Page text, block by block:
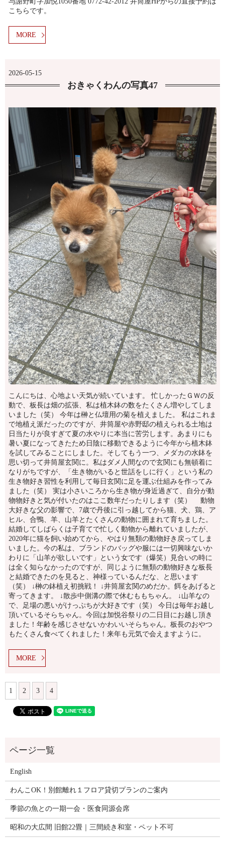
こちらです。
MORE
2026-05-15
おきゃくわんの写真47
こんにちは、心地よい天気が続いています。 忙しかったＧＷの反
動で、板長は畑の拡張、私は植木鉢の数をたくさん増やしてしま
いました（笑） 今年は榊と仏壇用の菊を植えました。 私はこれま
で地植え派だったのですが、井筒屋や赤野邸の植えられる土地は
日当たりが良すぎて夏の水やりに本当に苦労します。あまりにも
暑い夏になってきたため日陰に移動できるように今年から植木鉢
を試してみることにしました。そしてもう一つ、メダカの水鉢を
思い切って井筒屋玄関に。私はダメ人間なので玄関にも無頓着に
なりがちですが、「生き物がいると世話をしに行く」という私の
生き物好き習性を利用して毎日玄関に足を運ぶ仕組みを作ってみ
ました（笑） 実は小さいころから生き物が身近過ぎて、自分が動
物物好きと気が付いたのはここ数年だったりします（笑） 動物
大好きな父の影響で、7歳で丹後に引っ越してから猫、犬、鶏、ア
ヒル、合鴨、羊、山羊とたくさんの動物に囲まれて育ちました。
結婚してしばらくは子育てで忙しく動物から離れていましたが、
2020年に猫を飼い始めてから、やはり無類の動物好き戻ってしま
いました。今の私は、ブランドのバッグや服には一切興味ないか
わりに「山羊が欲しいです」という女です（爆笑）見合いの時に
は全く知らなかったのですが、同じように無類の動物好きな板長
と結婚できたのを見ると、神様っているんだな、と思います
（笑） ↓榊の鉢植え初挑戦！ ↓井筒屋玄関のめだか。餌をあげると
寄ってきます。 ↓散歩中側溝の際で休むももちゃん。 ↓山羊なの
で、足場の悪いがけっぷちが大好きです（笑） 今日は毎年お越し
頂いているそらちゃん。今回は加悦谷祭りの二日目にお越し頂き
ました！年齢を感じさせないかわいいそらちゃん。板長のおやつ
もたくさん食べてくれました！来年も元気で会えますように。
MORE
1 2 3 4
English
わんこOK！別館離れ１フロア貸切プランのご案内
季節の魚との一期一会・医食同源会席
昭和の大広間 旧館22畳｜三間続き和室・ペット不可